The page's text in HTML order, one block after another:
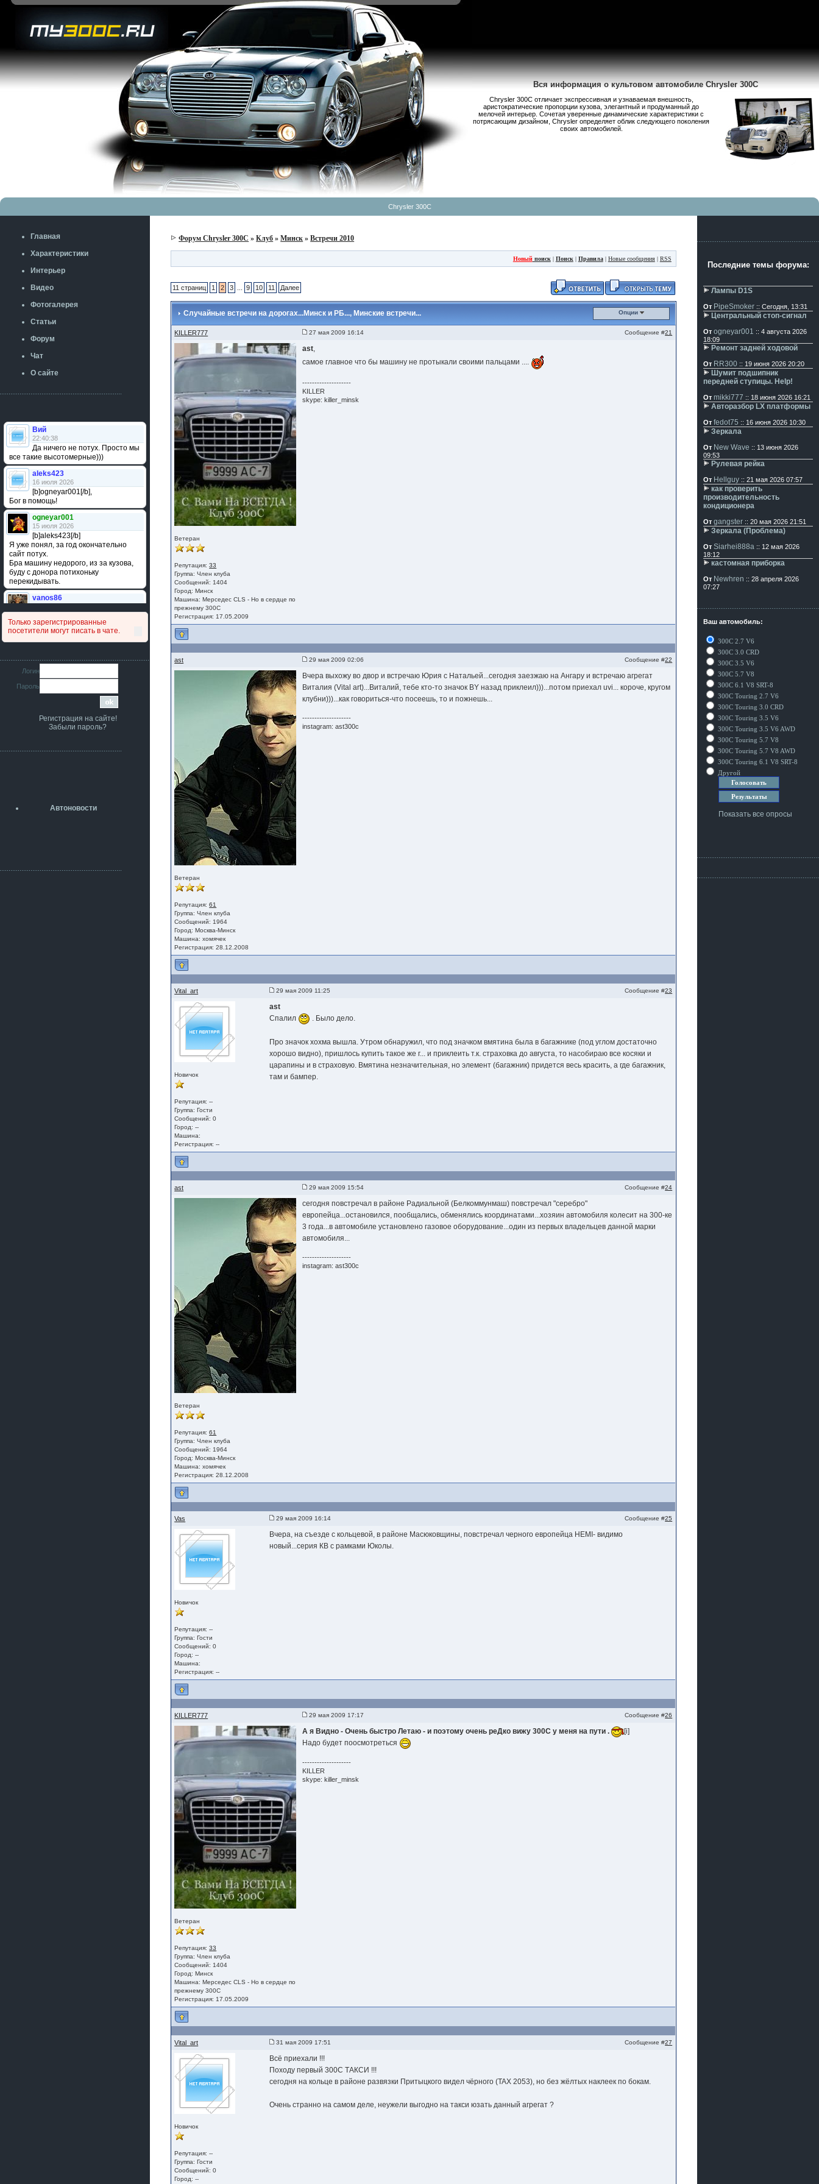
Вся информация о культовом автомобиле Chrysler 300C
Chrysler 300С отличает экспрессивная и узнаваемая внешность,
аристократические пропорции кузова, элегантный и продуманный до
мелочей интерьер. Сочетая уверенные динамические характеристики с
потрясающим дизайном, Chrysler определяет облик следующего поколения
своих автомобилей.
Chrysler 300C
Главная
Характеристики
Интерьер
Видео
Фотогалерея
Статьи
Форум
Чат
О сайте
Вий
22:40:38
Да ничего не потух. Просто мы
все такие высотомерные)))
aleks423
16 июля 2026
[b]ogneyar001[/b],
Бог в помощь!
ogneyar001
15 июля 2026
[b]aleks423[/b]
Я уже понял, за год окончательно
сайт потух.
Бра машину недорого, из за кузова,
буду с донора потихоньку
перекидывать.
vanos86
сравнивал подушку акпп бензиновой и
дизельной машины намера
4578063AG и 4578061AG? По фото
iMrCoffeeBLR4
11 июля 2026
[b]era124[/b],
Ага понял буду знать спасибо
era124
7 июля 2026
разболтовка 5х114.3 спокойно
А здесь уже кладбищенская тишина...
Только зарегистрированные
посетители могут писать в чате.
Логин
Пароль
Регистрация на сайте!
Забыли пароль?
Автоновости
Форум Chrysler 300C »Клуб »Минск »Встречи 2010
Новыйпоиск| Поиск| Правила| Новые сообщения| RSS
11 страниц 1 2 3 9 10 11 Далее
Случайные встречи на дорогах...Минск и РБ..., Минские встречи... Опции
KILLER777 27 мая 2009 16:14 Сообщение #21
Ветеран
Репутация:33
Группа:Член клуба
Сообщений: 1404
Город: Минск
Машина: Мерседес CLS - Но в сердце по
прежнему 300С
Регистрация: 17.05.2009
ast,
самое главное что бы машину не протыкали своими пальцами ....
--------------------
KILLER
skype: killer_minsk
ast 29 мая 2009 02:06 Сообщение #22
Ветеран
Репутация:61
Группа:Член клуба
Сообщений: 1964
Город: Москва-Минск
Машина: хомячек
Регистрация: 28.12.2008
Вчера выхожу во двор и встречаю Юрия с Натальей...сегодня заезжаю на Ангару и встречаю агрегат
Виталия (Vital art)...Виталий, тебе кто-то значок BY назад приклеил)))...потом приехал uvi... короче, кругом
клубни)))...как говориться-что посеешь, то и пожнешь...
--------------------
instagram: ast300c
Vital_art 29 мая 2009 11:25 Сообщение #23
Новичок
Репутация: --
Группа:Гости
Сообщений: 0
Город: --
Машина:
Регистрация: --
ast
Спалил
. Было дело.
Про значок хохма вышла. Утром обнаружил, что под значком вмятина была в багажнике (под углом достаточно
хорошо видно), пришлось купить такое же г... и приклеить т.к. страховка до августа, то насобираю все косяки и
царапины и в страховую. Вмятина незначительная, но элемент (багажник) придется весь красить, а где багажник,
там и бампер.
ast 29 мая 2009 15:54 Сообщение #24
Ветеран
Репутация:61
Группа:Член клуба
Сообщений: 1964
Город: Москва-Минск
Машина: хомячек
Регистрация: 28.12.2008
сегодня повстречал в районе Радиальной (Белкоммунмаш) повстречал "серебро"
европейца...остановился, пообщались, обменялись координатами...хозяин автомобиля колесит на 300-ке
3 года...в автомобиле установлено газовое оборудование...один из первых владельцев данной марки
автомобиля...
--------------------
instagram: ast300c
Vas 29 мая 2009 16:14 Сообщение #25
Новичок
Репутация: --
Группа:Гости
Сообщений: 0
Город: --
Машина:
Регистрация: --
Вчера, на съезде с кольцевой, в районе Масюковщины, повстречал черного европейца НЕМI- видимо
новый...серия КВ с рамками Юколы.
KILLER777 29 мая 2009 17:17 Сообщение #26
Ветеран
Репутация:33
Группа:Член клуба
Сообщений: 1404
Город: Минск
Машина: Мерседес CLS - Но в сердце по
прежнему 300С
Регистрация: 17.05.2009
А я Видно - Очень быстро Летаю - и поэтому очень реДко вижу 300С у меня на пути .
[i]
Надо будет поосмотреться
--------------------
KILLER
skype: killer_minsk
Vital_art 31 мая 2009 17:51 Сообщение #27
Новичок
Репутация: --
Группа:Гости
Сообщений: 0
Город: --
Всё приехали !!!
Походу первый 300С ТАКСИ !!!
сегодня на кольце в районе развязки Притыцкого видел чёрного (TAX 2053), но без жёлтых наклеек по бокам.
Очень странно на самом деле, неужели выгодно на такси юзать данный агрегат ?
Последние темы форума:
Лампы D1S
От PipeSmoker :: Сегодня, 13:31
Центральный стоп-сигнал
От ogneyar001 :: 4 августа 2026
18:09
Ремонт задней ходовой
От RR300 :: 19 июня 2026 20:20
Шумит подшипник
передней ступицы. Help!
От mikki777 :: 18 июня 2026 16:21
Авторазбор LX платформы
От fedot75 :: 16 июня 2026 10:30
Зеркала
От New Wave :: 13 июня 2026
09:53
Рулевая рейка
От Hellguy :: 21 мая 2026 07:57
как проверить
производительность
кондиционера
От gangster :: 20 мая 2026 21:51
Зеркала (Проблема)
От Siarhei888a :: 12 мая 2026
18:12
кастомная приборка
От Newhren :: 28 апреля 2026
07:27
Ваш автомобиль:
300C 2.7 V6
300C 3.0 CRD
300C 3.5 V6
300C 5.7 V8
300C 6.1 V8 SRT-8
300C Touring 2.7 V6
300C Touring 3.0 CRD
300C Touring 3.5 V6
300C Touring 3.5 V6 AWD
300C Touring 5.7 V8
300C Touring 5.7 V8 AWD
300C Touring 6.1 V8 SRT-8
Другой
Показать все опросы